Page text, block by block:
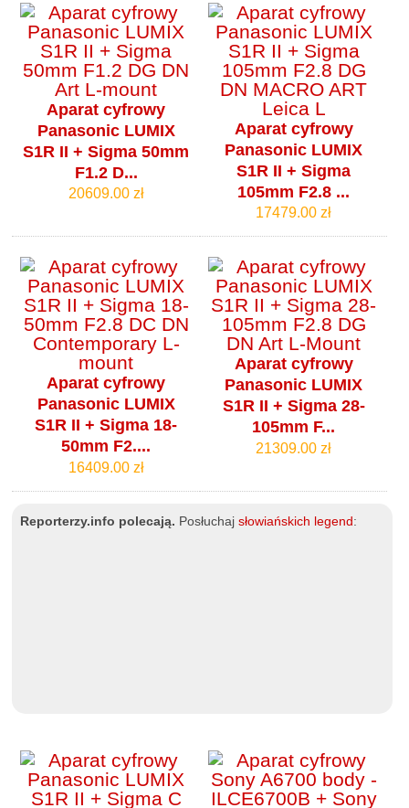
Aparat cyfrowy
Panasonic LUMIX
S1R II + Sigma 50mm
F1.2 D...
20609.00 zł
Aparat cyfrowy
Panasonic LUMIX
S1R II + Sigma
105mm F2.8 ...
17479.00 zł
Aparat cyfrowy
Panasonic LUMIX
S1R II + Sigma 18-
50mm F2....
16409.00 zł
Aparat cyfrowy
Panasonic LUMIX
S1R II + Sigma 28-
105mm F...
21309.00 zł
Reporterzy.info polecają. Posłuchajsłowiańskich legend :